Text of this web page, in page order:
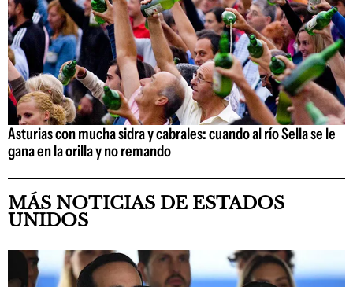
Asturias con mucha sidra y cabrales: cuando al río Sella se le
gana en la orilla y no remando
MÁS NOTICIAS DE ESTADOS
UNIDOS